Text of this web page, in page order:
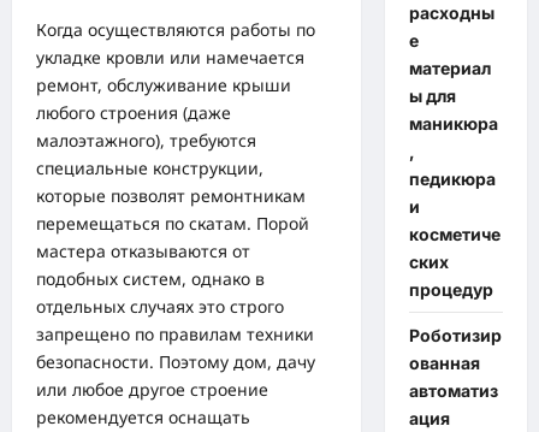
Когда осуществляются работы по
укладке кровли или намечается
ремонт, обслуживание крыши
любого строения (даже
малоэтажного), требуются
специальные конструкции,
которые позволят ремонтникам
перемещаться по скатам. Порой
мастера отказываются от
подобных систем, однако в
отдельных случаях это строго
запрещено по правилам техники
безопасности. Поэтому дом, дачу
или любое другое строение
рекомендуется оснащать
расходны
е
материал
ы для
маникюра
,
педикюра
и
косметиче
ских
процедур
Роботизир
ованная
автоматиз
ация